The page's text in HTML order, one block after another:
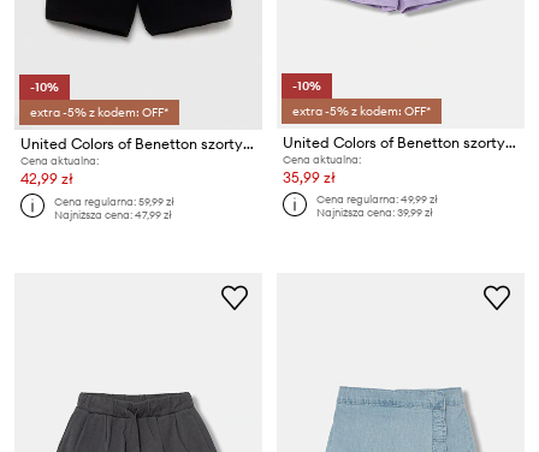
-10%
extra -5% z kodem: OFF*
United Colors of Benetton szorty bawełniane dziecięce
Cena aktualna:
42,99 zł
Cena regularna:59,99 zł
Najniższa cena:47,99 zł
-10%
extra -5% z kodem: OFF*
United Colors of Benetton szorty dresowe dziecięce bawełniane
Cena aktualna:
35,99 zł
Cena regularna:49,99 zł
Najniższa cena:39,99 zł